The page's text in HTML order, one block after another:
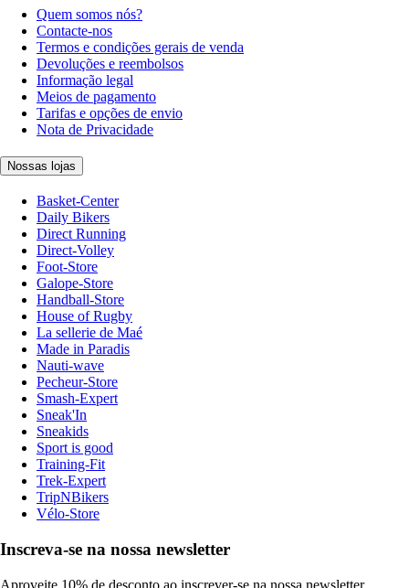
Quem somos nós?
Contacte-nos
Termos e condições gerais de venda
Devoluções e reembolsos
Informação legal
Meios de pagamento
Tarifas e opções de envio
Nota de Privacidade
Nossas lojas
Basket-Center
Daily Bikers
Direct Running
Direct-Volley
Foot-Store
Galope-Store
Handball-Store
House of Rugby
La sellerie de Maé
Made in Paradis
Nauti-wave
Pecheur-Store
Smash-Expert
Sneak'In
Sneakids
Sport is good
Training-Fit
Trek-Expert
TripNBikers
Vélo-Store
Inscreva-se na nossa newsletter
Aproveite 10% de desconto ao inscrever-se na nossa newsletter